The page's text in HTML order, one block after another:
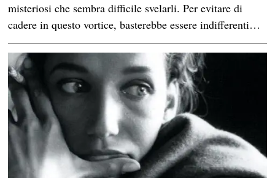
misteriosi che sembra difficile svelarli. Per evitare di
cadere in questo vortice, basterebbe essere indifferenti…